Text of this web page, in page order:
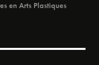
en Arts Plastiques